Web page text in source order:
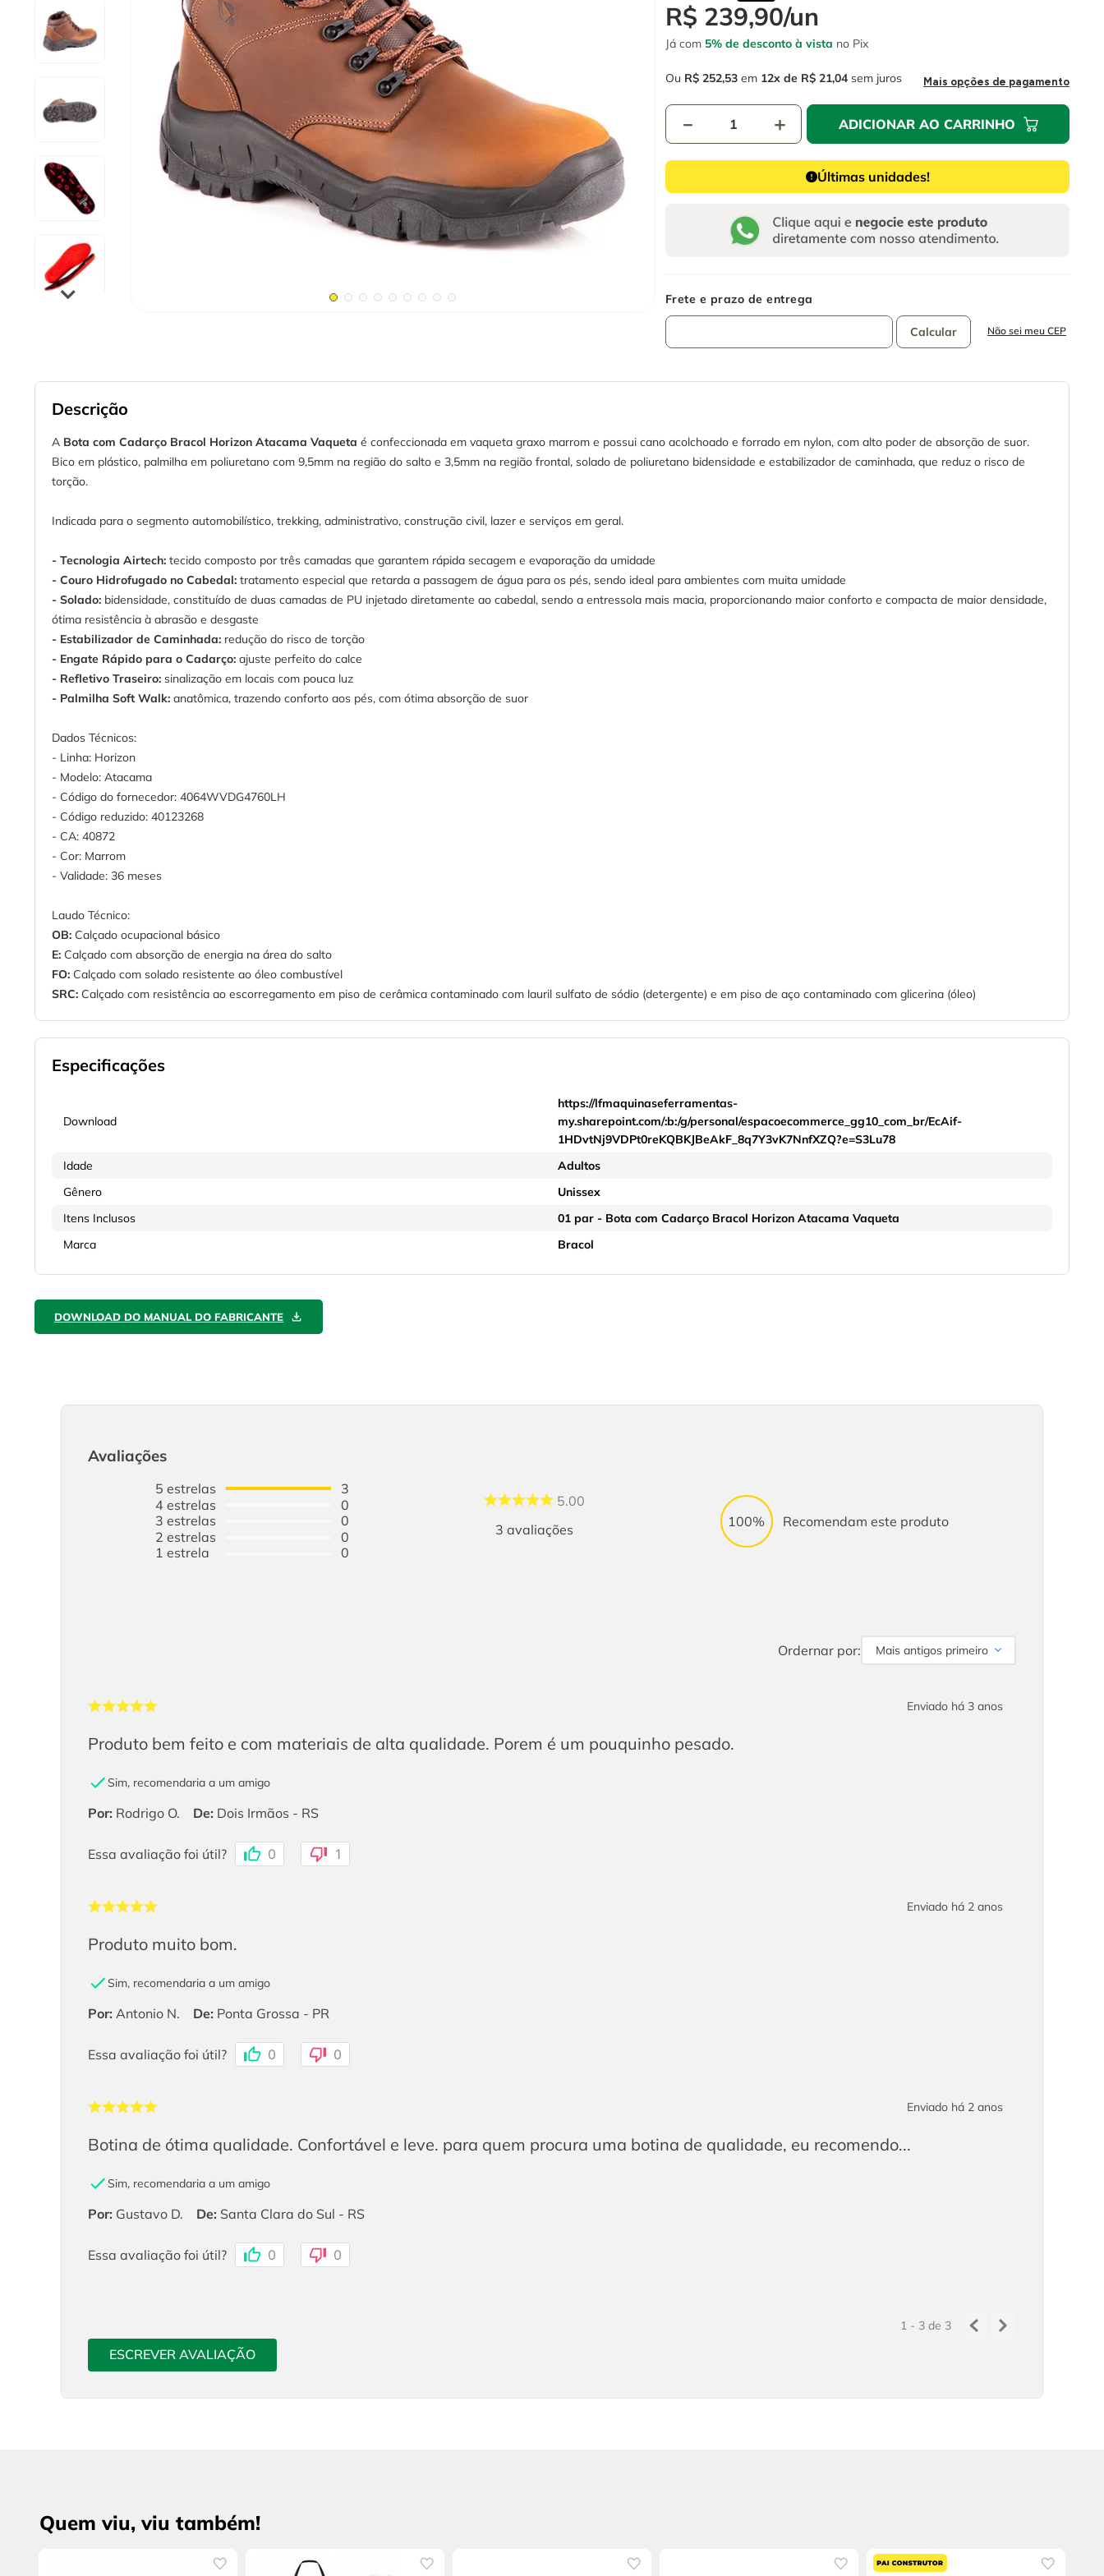
R$ 239,90/un
Já com 5% de desconto à vista no Pix
Ou R$ 252,53 em 12 R$ 21,04sem juros Mais opções de pagamento
＋
－ ADICIONAR AO CARRINHO
Últimas unidades!
Não sei meu CEP
Descrição
A Bota com Cadarço Bracol Horizon Atacama Vaqueta é confeccionada em vaqueta graxo marrom e possui cano acolchoado e forrado em nylon, com alto poder de absorção de suor.
Bico em plástico, palmilha em poliuretano com 9,5mm na região do salto e 3,5mm na região frontal, solado de poliuretano bidensidade e estabilizador de caminhada, que reduz o risco de
torção.
Indicada para o segmento automobilístico, trekking, administrativo, construção civil, lazer e serviços em geral.
- Tecnologia Airtech: tecido composto por três camadas que garantem rápida secagem e evaporação da umidade
- Couro Hidrofugado no Cabedal: tratamento especial que retarda a passagem de água para os pés, sendo ideal para ambientes com muita umidade
- Solado: bidensidade, constituído de duas camadas de PU injetado diretamente ao cabedal, sendo a entressola mais macia, proporcionando maior conforto e compacta de maior densidade,
ótima resistência à abrasão e desgaste
- Estabilizador de Caminhada: redução do risco de torção
- Engate Rápido para o Cadarço: ajuste perfeito do calce
- Refletivo Traseiro: sinalização em locais com pouca luz
- Palmilha Soft Walk: anatômica, trazendo conforto aos pés, com ótima absorção de suor
Dados Técnicos:
- Linha: Horizon
- Modelo: Atacama
- Código do fornecedor: 4064WVDG4760LH
- Código reduzido: 40123268
- CA: 40872
- Cor: Marrom
- Validade: 36 meses
Laudo Técnico:
OB: Calçado ocupacional básico
E: Calçado com absorção de energia na área do salto
FO: Calçado com solado resistente ao óleo combustível
SRC: Calçado com resistência ao escorregamento em piso de cerâmica contaminado com lauril sulfato de sódio (detergente) e em piso de aço contaminado com glicerina (óleo)
Especificações
Download
https://lfmaquinaseferramentas-
my.sharepoint.com/:b:/g/personal/espacoecommerce_gg10_com_br/EcAif-
1HDvtNj9VDPt0reKQBKJBeAkF_8q7Y3vK7NnfXZQ?e=S3Lu78
Idade
Adultos
Gênero
Unissex
Itens Inclusos
01 par - Bota com Cadarço Bracol Horizon Atacama Vaqueta
Marca
Bracol
DOWNLOAD DO MANUAL DO FABRICANTE
Avaliações
5estrelas
4estrelas
3estrelas
2estrelas
1estrela
3
0
0
0
0
5.00
3avaliações
100% Recomendam este produto
Ordernar por: Mais antigos primeiro
Enviado há 3 anos
Produto bem feito e com materiais de alta qualidade. Porem é um pouquinho pesado.
Sim, recomendaria a um amigo
Por: Rodrigo O. De: Dois Irmãos - RS
Essa avaliação foi útil? 0 1
Enviado há 2 anos
Produto muito bom.
Sim, recomendaria a um amigo
Por: Antonio N. De: Ponta Grossa - PR
Essa avaliação foi útil? 0 0
Enviado há 2 anos
Botina de ótima qualidade. Confortável e leve. para quem procura uma botina de qualidade, eu recomendo...
Sim, recomendaria a um amigo
Por: Gustavo D. De: Santa Clara do Sul - RS
Essa avaliação foi útil? 0 0
1 - 3de 3
ESCREVER AVALIAÇÃO
Quem viu, viu também!
alicate